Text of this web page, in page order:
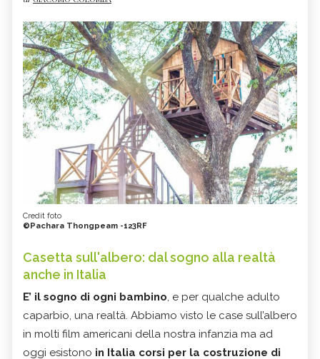
Credit foto
©Pachara Thongpeam -123RF
Casetta sull'albero: dal sogno alla realtà
anche in Italia
E’ il sogno di ogni bambino, e per qualche adulto
caparbio, una realtà. Abbiamo visto le case sull’albero
in molti film americani della nostra infanzia ma ad
oggi esistono in Italia corsi per la costruzione di